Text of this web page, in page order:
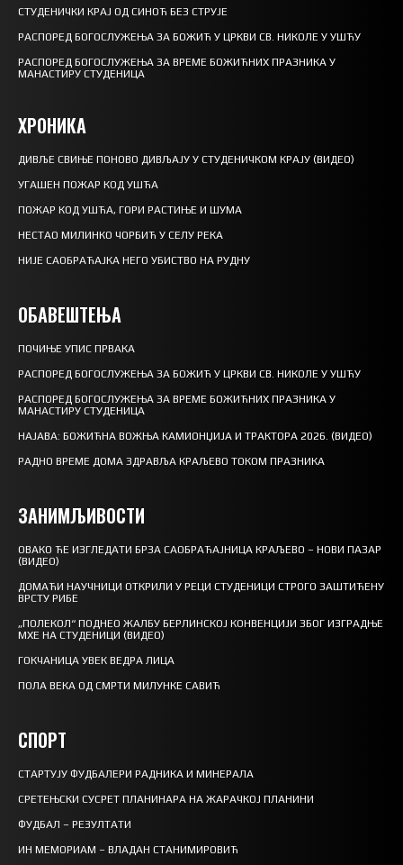
СТУДЕНИЧКИ КРАЈ ОД СИНОЋ БЕЗ СТРУЈЕ
РАСПОРЕД БОГОСЛУЖЕЊА ЗА БОЖИЋ У ЦРКВИ СВ. НИКОЛЕ У УШЋУ
РАСПОРЕД БОГОСЛУЖЕЊА ЗА ВРЕМЕ БОЖИЋНИХ ПРАЗНИКА У
МАНАСТИРУ СТУДЕНИЦА
ХРОНИКА
ДИВЉЕ СВИЊЕ ПОНОВО ДИВЉАЈУ У СТУДЕНИЧКОМ КРАЈУ (ВИДЕО)
УГАШЕН ПОЖАР КОД УШЋА
ПОЖАР КОД УШЋА, ГОРИ РАСТИЊЕ И ШУМА
НЕСТАО МИЛИНКО ЧОРБИЋ У СЕЛУ РЕКА
НИЈЕ САОБРАЋАЈКА НЕГО УБИСТВО НА РУДНУ
ОБАВЕШТЕЊА
ПОЧИЊЕ УПИС ПРВАКА
РАСПОРЕД БОГОСЛУЖЕЊА ЗА БОЖИЋ У ЦРКВИ СВ. НИКОЛЕ У УШЋУ
РАСПОРЕД БОГОСЛУЖЕЊА ЗА ВРЕМЕ БОЖИЋНИХ ПРАЗНИКА У
МАНАСТИРУ СТУДЕНИЦА
НАЈАВА: БОЖИЋНА ВОЖЊА КАМИОНЏИЈА И ТРАКТОРА 2026. (ВИДЕО)
РАДНО ВРЕМЕ ДОМА ЗДРАВЉА КРАЉЕВО ТОКОМ ПРАЗНИКА
ЗАНИМЉИВОСТИ
ОВАКО ЋЕ ИЗГЛЕДАТИ БРЗА САОБРАЋАЈНИЦА КРАЉЕВО – НОВИ ПАЗАР
(ВИДЕО)
ДОМАЋИ НАУЧНИЦИ ОТКРИЛИ У РЕЦИ СТУДЕНИЦИ СТРОГО ЗАШТИЋЕНУ
ВРСТУ РИБЕ
„ПОЛЕКОЛ“ ПОДНЕО ЖАЛБУ БЕРЛИНСКОЈ КОНВЕНЦИЈИ ЗБОГ ИЗГРАДЊЕ
МХЕ НА СТУДЕНИЦИ (ВИДЕО)
ГОКЧАНИЦА УВЕК ВЕДРА ЛИЦА
ПОЛА ВЕКА ОД СМРТИ МИЛУНКЕ САВИЋ
СПОРТ
СТАРТУЈУ ФУДБАЛЕРИ РАДНИКА И МИНЕРАЛА
СРЕТЕЊСКИ СУСРЕТ ПЛАНИНАРА НА ЖАРАЧКОЈ ПЛАНИНИ
ФУДБАЛ – РЕЗУЛТАТИ
ИН МЕМОРИАМ – ВЛАДАН СТАНИМИРОВИЋ